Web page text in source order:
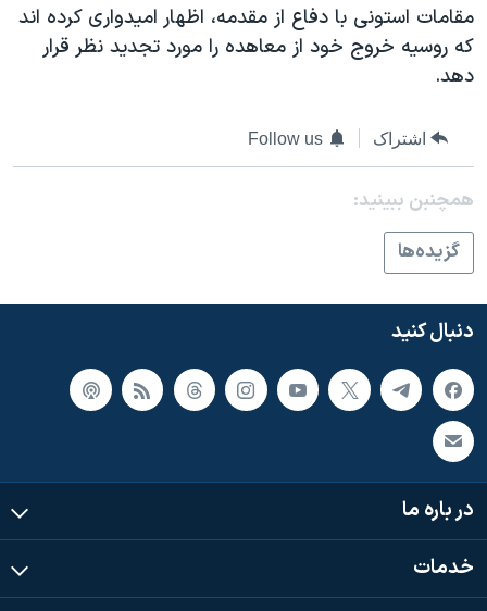
چهل سال گروگان‌گیری
قانون شفافیت دارائی کادر رهبری ایران
اسرائیل در جنگ
نرگس محمدی برنده جایزه نوبل صلح
همایش محافظه‌کاران آمریکا «سی‌پک»
صفحه‌های ویژه
مقامات استونی با دفاع از مقدمه، اظهار اميدواری کرده اند
که روسيه خروج خود از معاهده را مورد تجديد نظر قرار
دهد.
اشتراک Follow us
همچنبن ببینید:
گزيده‌ها
دنبال کنید
در باره ما
خدمات